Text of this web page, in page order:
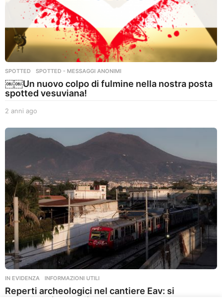
SPOTTED ,SPOTTED - MESSAGGI ANONIMI
￼￼Un nuovo colpo di fulmine nella nostra posta
spotted vesuviana!
2 anni ago
n
n
o
IN EVIDENZA ,INFORMAZIONI UTILI
Reperti archeologici nel cantiere Eav: si